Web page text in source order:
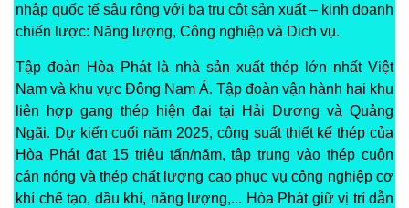
nhập quốc tế sâu rộng với ba trụ cột sản xuất – kinh doanh
chiến lược: Năng lượng, Công nghiệp và Dịch vụ.
Tập đoàn Hòa Phát là nhà sản xuất thép lớn nhất Việt
Nam và khu vực Đông Nam Á. Tập đoàn vận hành hai khu
liên hợp gang thép hiện đại tại Hải Dương và Quảng
Ngãi. Dự kiến cuối năm 2025, công suất thiết kế thép của
Hòa Phát đạt 15 triệu tấn/năm, tập trung vào thép cuộn
cán nóng và thép chất lượng cao phục vụ công nghiệp cơ
khí chế tạo, dầu khí, năng lượng,... Hòa Phát giữ vị trí dẫn